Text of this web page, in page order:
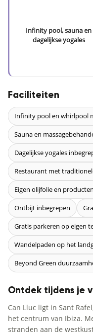
Infinity pool, sauna en
dagelijkse yogales
Faciliteiten
Infinity pool en whirlpool
Sauna en
Dagelijkse yogales
Restaurant met
Eigen olijfolie en
Ontbijt inbegrepen
Gratis parkeren op eigen
Wandelpaden op het
Beyond Green
Ontdek tijdens je
Can Lluc ligt in Sant
het centrum van Ibiza.
stranden aan de